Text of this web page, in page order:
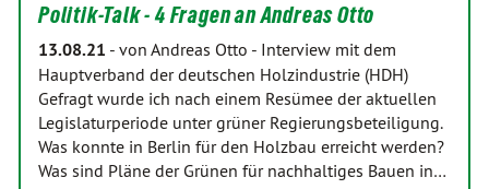
Politik-Talk - 4 Fragen an Andreas Otto
13.08.21 - von Andreas Otto - Interview mit dem
Hauptverband der deutschen Holzindustrie (HDH)
Gefragt wurde ich nach einem Resümee der aktuellen
Legislaturperiode unter grüner Regierungsbeteiligung.
Was konnte in Berlin für den Holzbau erreicht werden?
Was sind Pläne der Grünen für nachhaltiges Bauen in…